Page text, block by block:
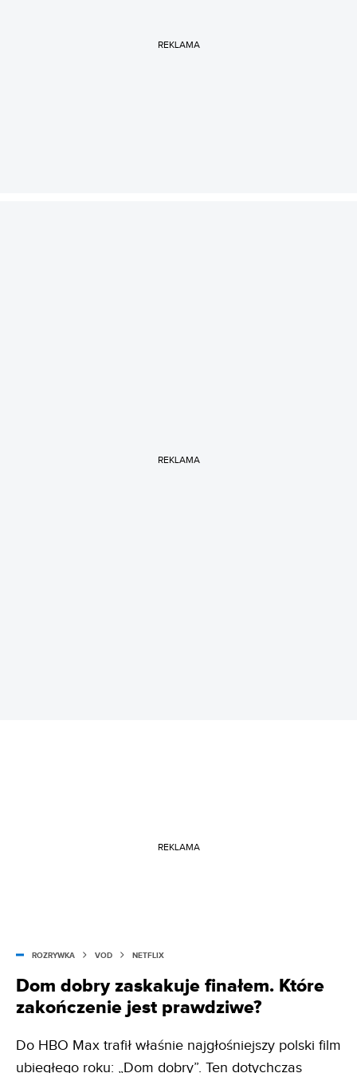
REKLAMA
REKLAMA
REKLAMA
ROZRYWKA VOD NETFLIX
Dom dobry zaskakuje finałem. Które
zakończenie jest prawdziwe?
Do HBO Max trafił właśnie najgłośniejszy polski film
ubiegłego roku: „Dom dobry”. Ten dotychczas